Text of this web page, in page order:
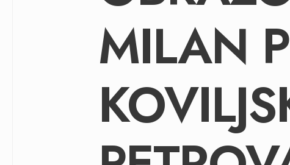
MILAN